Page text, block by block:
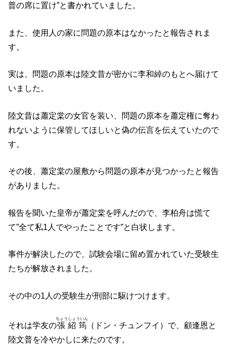
普の席に置け”と書かれていました。
また、使用人の家に問題の原本はなかったと報告されま
す。
実は、問題の原本は陸文昔が密かに李和綽のもとへ届けて
いました。
陸文昔は蕭定棠の女官を装い、問題の原本を蕭定権に奪わ
れないように保管してほしいと偽の伝言を伝えていたので
す。
その後、蕭定棠の屋敷から問題の原本が見つかったと報告
がありました。
報告を聞いた皇帝が蕭定棠を呼んだので、李柏舟は慌て
て”全て私1人でやったことです”と白状します。
事件が解決したので、試験会場に留め置かれていた受験生
たちが解放されました。
その中の1人の受験生が刑部に駆けつけます。
それは学友の張紹筠
ちょうしょういん
（ドン・チュンフイ）で、顧逢恩と
陸文普を冷やかしに来たのです。